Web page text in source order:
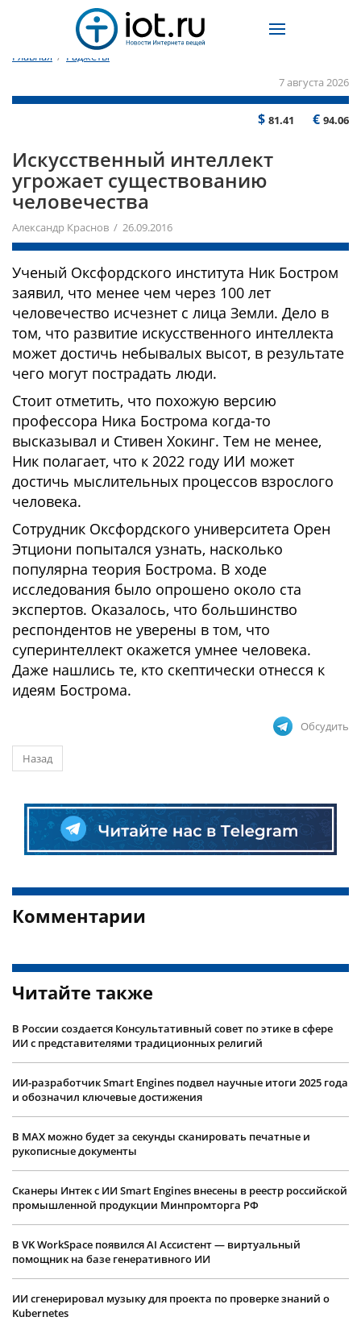
Главная / Гаджеты
7 августа 2026
$ 81.41 € 94.06
Искусственный интеллект
угрожает существованию
человечества
Александр Краснов / 26.09.2016
Ученый Оксфордского института Ник Бостром
заявил, что менее чем через 100 лет
человечество исчезнет с лица Земли. Дело в
том, что развитие искусственного интеллекта
может достичь небывалых высот, в результате
чего могут пострадать люди.
Стоит отметить, что похожую версию
профессора Ника Бострома когда-то
высказывал и Стивен Хокинг. Тем не менее,
Ник полагает, что к 2022 году ИИ может
достичь мыслительных процессов взрослого
человека.
Сотрудник Оксфордского университета Орен
Этциони попытался узнать, насколько
популярна теория Бострома. В ходе
исследования было опрошено около ста
экспертов. Оказалось, что большинство
респондентов не уверены в том, что
суперинтеллект окажется умнее человека.
Даже нашлись те, кто скептически отнесся к
идеям Бострома.
Обсудить
Назад
Комментарии
Читайте также
В России создается Консультативный совет по этике в сфере
ИИ с представителями традиционных религий
ИИ-разработчик Smart Engines подвел научные итоги 2025 года
и обозначил ключевые достижения
В MAX можно будет за секунды сканировать печатные и
рукописные документы
Сканеры Интек с ИИ Smart Engines внесены в реестр российской
промышленной продукции Минпромторга РФ
В VK WorkSpace появился AI Ассистент — виртуальный
помощник на базе генеративного ИИ
ИИ сгенерировал музыку для проекта по проверке знаний о
Kubernetes